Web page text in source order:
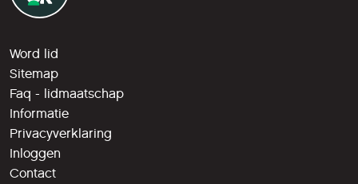
Word lid
Sitemap
Faq - lidmaatschap
Informatie
Privacyverklaring
Inloggen
Contact